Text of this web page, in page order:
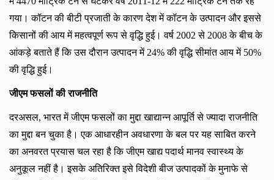
गया। कॉटन की बीटी प्रजाती के कारण देश में कॉटन के उत्पादन और इससे
किसानों की आय में महत्वपूर्ण रूप से वृद्धि हुई। वर्ष 2002 से 2008 के बीच के
आंकड़े बताते हैं कि उस दौरान उत्पादन में 24% की वृद्धि सीमांत आय में 50%
की वृद्धि हुई।
जीएम फसलों की राजनीति
दरअसल, भारत में जीएम फसलों का मुद्दा खाद्यान्न आपूर्ति से ज्यादा राजनीति
का मुद्दा बन चुका है। एक आधारहीन अवधारणा के बल पर यह साबित करने
का अनवरत प्रयास चल रहा है कि जीएम खाद्य पदार्थ मानव स्वास्थ्य के
अनुकूल नहीं है। इसके अतिरिक्त इसे विदेशी बीज उत्पादकों के मुनाफे से